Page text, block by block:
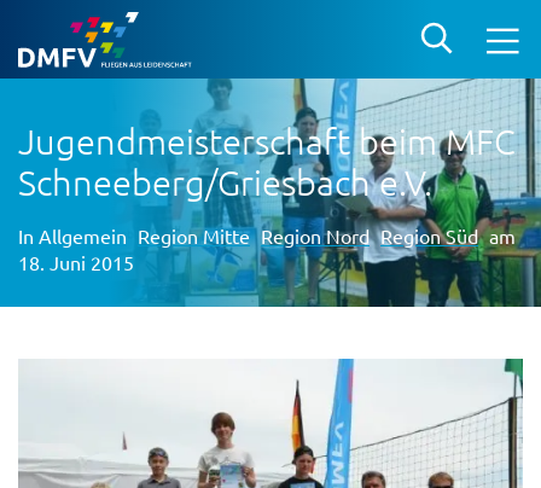
Jugendmeisterschaft beim MFC
Schneeberg/Griesbach e.V.
In Allgemein Region Mitte Region Nord Region Süd am
18. Juni 2015